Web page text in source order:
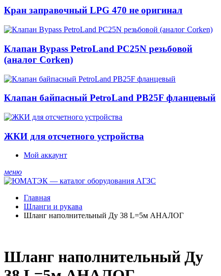
Кран заправочный LPG 470 не оригинал
Клапан Bypass PetroLand PС25N резьбовой
(аналог Corken)
Клапан байпасный PetroLand PB25F фланцевый
ЖКИ для отсчетного устройства
Мой аккаунт
меню
Главная
Шланги и рукава
Шланг наполнительный Ду 38 L=5м АНАЛОГ
Шланг наполнительный Ду